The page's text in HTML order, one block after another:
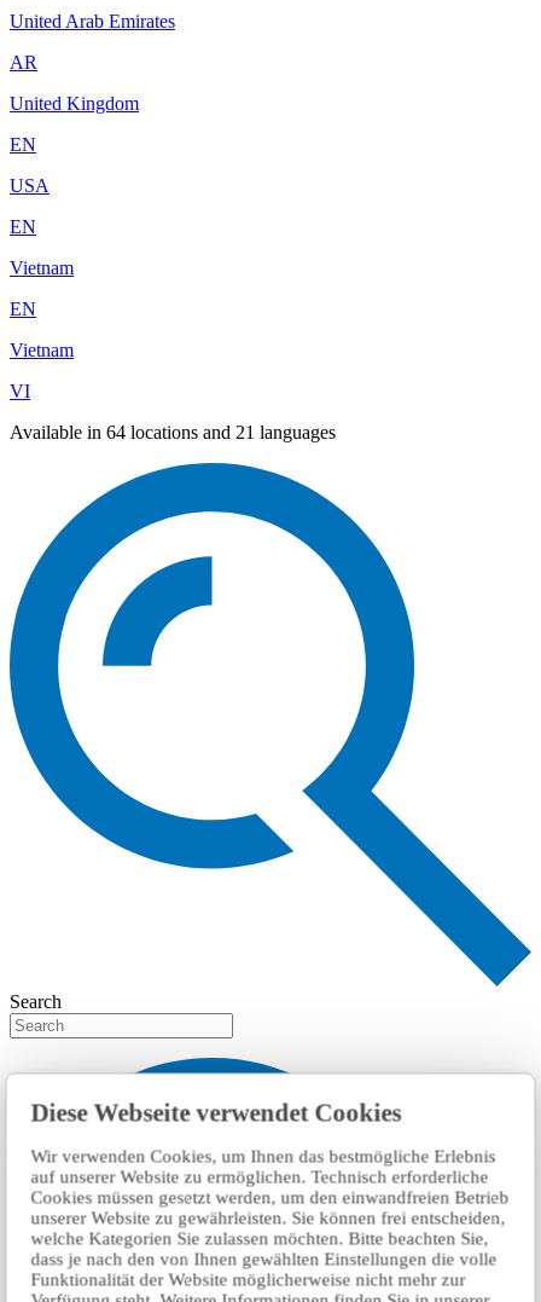
Diese Webseite verwendet Cookies
Wir verwenden Cookies, um Ihnen das bestmögliche Erlebnis
auf unserer Website zu ermöglichen. Technisch erforderliche
Cookies müssen gesetzt werden, um den einwandfreien Betrieb
unserer Website zu gewährleisten. Sie können frei entscheiden,
welche Kategorien Sie zulassen möchten. Bitte beachten Sie,
dass je nach den von Ihnen gewählten Einstellungen die volle
Funktionalität der Website möglicherweise nicht mehr zur
United Arab Emirates
AR
United Kingdom
EN
USA
EN
Vietnam
EN
Vietnam
VI
Available in 64 locations and 21 languages
Search